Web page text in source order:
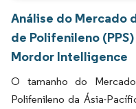
Análise do Mercado
de Polifenileno
Mordor Intelligence
O tamanho do
Polifenileno da Ásia-